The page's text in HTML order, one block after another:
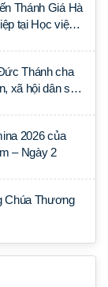
Thánh Giá Hà
tại Học viện
Thánh cha
xã hội dân sự
2026 của
– Ngày 2
Chúa Thương